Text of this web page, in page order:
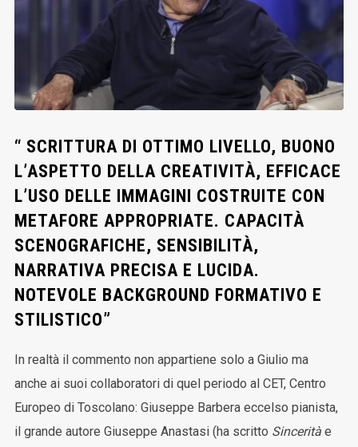
“ SCRITTURA DI OTTIMO LIVELLO, BUONO
L’ASPETTO DELLA CREATIVITÀ, EFFICACE
L’USO DELLE IMMAGINI COSTRUITE CON
METAFORE APPROPRIATE. CAPACITÀ
SCENOGRAFICHE, SENSIBILITÀ,
NARRATIVA PRECISA E LUCIDA.
NOTEVOLE BACKGROUND FORMATIVO E
STILISTICO”
In realtà il commento non appartiene solo a Giulio ma
anche ai suoi collaboratori di quel periodo al CET, Centro
Europeo di Toscolano: Giuseppe Barbera eccelso pianista,
il grande autore Giuseppe Anastasi (ha scritto Sinceritàe